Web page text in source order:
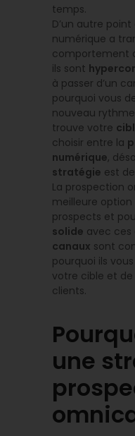
temps.
D’un autre point
numérique a
comportement
ils sont
à passer d’un
pourquoi vous
nouveau
trouve votre
choisir entre la
numérique,
stratégie est
La prospection
meilleure
prospects et
solide avec ces
canaux sont
pourquoi ils
votre cible et
clients.
une